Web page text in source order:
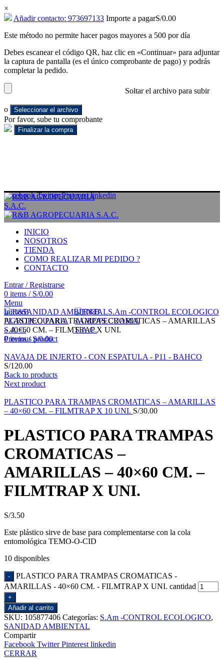
×
Añadir contacto: 973697133 Importe a pagarS/0.00
Este método no permite hacer pagos mayores a 500 por día
Debes escanear el código QR, haz clic en «Continuar» para adjuntar
la captura de pantalla (es el único comprobante de pago) y podrás
completar la pedido.
Soltar el archivo para subir
o Seleccionar el archivo
Por favor, sube tu comprobante
Facebook Twitter Pinterest linkedin
INICIO
NOSOTROS
TIENDA
COMO REALIZAR MI PEDIDO ?
CONTACTO
Entrar / Registrarse
0 items / S/0.00
Menu
0items / S/0.00
Click to enlarge
InicioSANIDAD AMBIENTALS.Am -CONTROL ECOLOGICO
PLASTICO PARA TRAMPAS CROMATICAS – AMARILLAS
– 40×60 CM. – FILMTRAP X UNI.
Previous product
NAVAJA DE INJERTO - CON ESPATULA - P11 - BAHCO
S/120.00
Back to products
Next product
PLASTICO PARA TRAMPAS CROMATICAS – AMARILLAS
– 40×60 CM. – FILMTRAP X 10 UNI. S/30.00
PLASTICO PARA TRAMPAS
CROMATICAS –
AMARILLAS – 40×60 CM. –
FILMTRAP X UNI.
S/3.50
Este plástico sirve de base para complementarse con la cola
entomológica TEMO-O-CID
10 disponibles
PLASTICO PARA TRAMPAS CROMATICAS -
AMARILLAS - 40×60 CM. - FILMTRAP X UNI. cantidad
Añadir al carrito
SKU: 105877406 Categorías: S.Am -CONTROL ECOLOGICO,
SANIDAD AMBIENTAL
Compartir
Facebook Twitter Pinterest linkedin
CERRAR